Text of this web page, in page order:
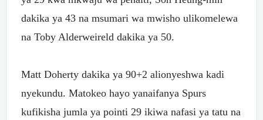
dakika ya 43 na msumari wa mwisho ulikomelewa
na Toby Alderweireld dakika ya 50.
Matt Doherty dakika ya 90+2 alionyeshwa kadi
nyekundu. Matokeo hayo yanaifanya Spurs
kufikisha jumla ya pointi 29 ikiwa nafasi ya tatu na